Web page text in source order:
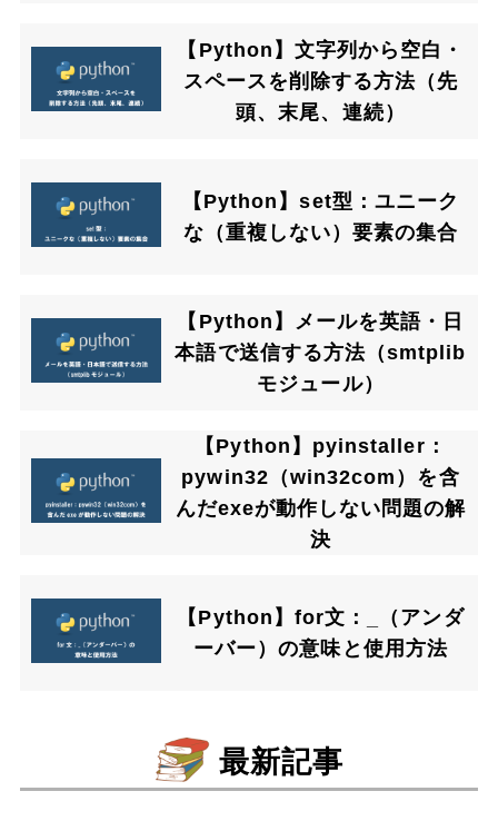
【Python】文字列から空白・
スペースを削除する方法（先
頭、末尾、連続）
【Python】set型：ユニーク
な（重複しない）要素の集合
【Python】メールを英語・日
本語で送信する方法（smtplib
モジュール）
【Python】pyinstaller：
pywin32（win32com）を含
んだexeが動作しない問題の解
決
【Python】for文：_（アンダ
ーバー）の意味と使用方法
最新記事